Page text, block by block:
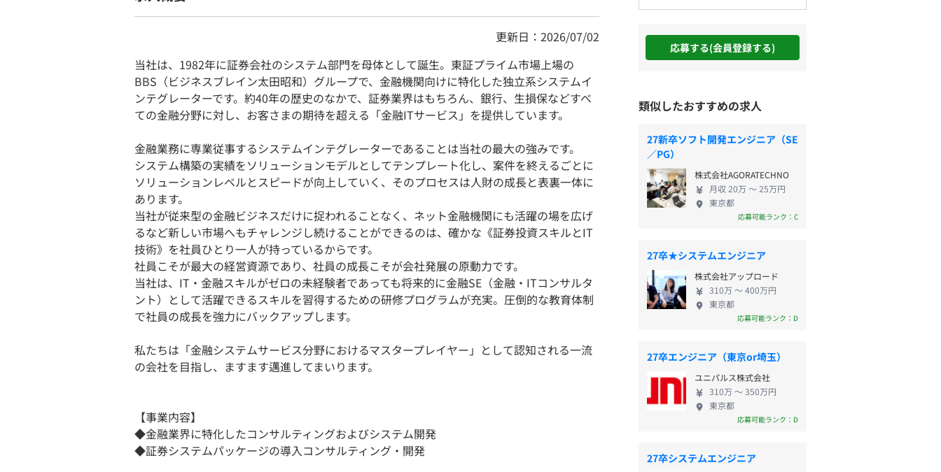
更新日：2026/07/02
当社は、1982年に証券会社のシステム部門を母体として誕生。東証プライム市場上場の
BBS（ビジネスブレイン太田昭和）グループで、金融機関向けに特化した独立系システムイ
ンテグレーターです。約40年の歴史のなかで、証券業界はもちろん、銀行、生損保などすべ
ての金融分野に対し、お客さまの期待を超える「金融ITサービス」を提供しています。
金融業務に専業従事するシステムインテグレーターであることは当社の最大の強みです。
システム構築の実績をソリューションモデルとしてテンプレート化し、案件を終えるごとに
ソリューションレベルとスピードが向上していく、そのプロセスは人財の成長と表裏一体に
あります。
当社が従来型の金融ビジネスだけに捉われることなく、ネット金融機関にも活躍の場を広げ
るなど新しい市場へもチャレンジし続けることができるのは、確かな《証券投資スキルとIT
技術》を社員ひとり一人が持っているからです。
社員こそが最大の経営資源であり、社員の成長こそが会社発展の原動力です。
当社は、IT・金融スキルがゼロの未経験者であっても将来的に金融SE（金融・ITコンサルタ
ント）として活躍できるスキルを習得するための研修プログラムが充実。圧倒的な教育体制
で社員の成長を強力にバックアップします。
私たちは「金融システムサービス分野におけるマスタープレイヤー」として認知される一流
の会社を目指し、ますます邁進してまいります。
【事業内容】
◆金融業界に特化したコンサルティングおよびシステム開発
◆証券システムパッケージの導入コンサルティング・開発
応募する(会員登録する)
類似したおすすめの求人
27新卒ソフト開発エンジニア（SE
／PG）
株式会社AGORATECHNO
月収 20万 〜 25万円
東京都
応募可能ランク：C
27卒★システムエンジニア
株式会社アップロード
310万 〜 400万円
東京都
応募可能ランク：D
27卒エンジニア（東京or埼玉）
ユニパルス株式会社
310万 〜 350万円
東京都
応募可能ランク：D
27卒システムエンジニア